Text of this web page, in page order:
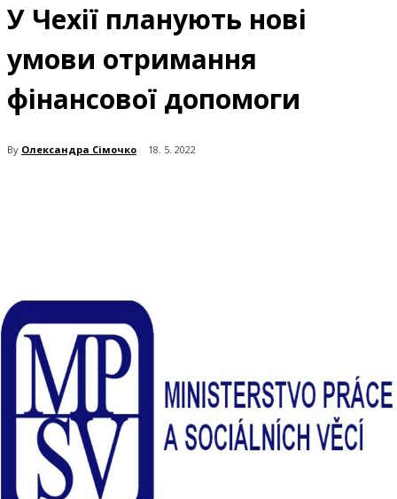
У Чехії планують нові
умови отримання
фінансової допомоги
By Олександра Сімочко 18. 5. 2022